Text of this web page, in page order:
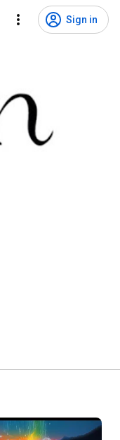
Sign in